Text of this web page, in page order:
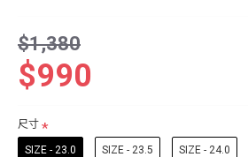
$990
$1,380
尺寸
SIZE - 23.0 SIZE - 23.5 SIZE - 24.0